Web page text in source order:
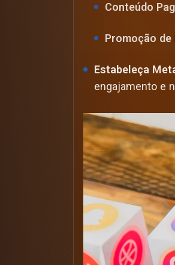
Conteúdo
Promoção
Estabeleça
engajamento e